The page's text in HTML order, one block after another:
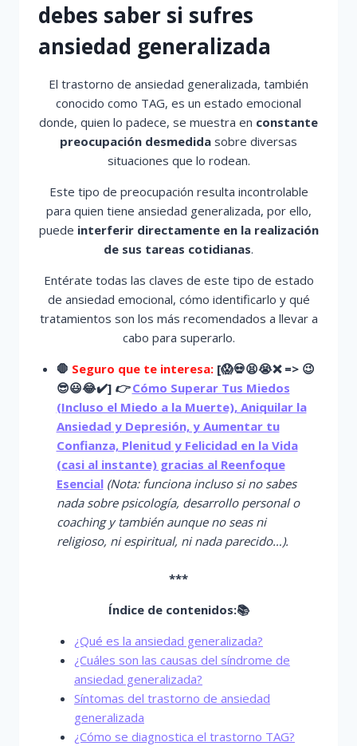
debes saber si sufres
ansiedad generalizada
El trastorno de ansiedad generalizada, también
conocido como TAG, es un estado emocional
donde, quien lo padece, se muestra en constante
preocupación desmedida sobre diversas
situaciones que lo rodean.
Este tipo de preocupación resulta incontrolable
para quien tiene ansiedad generalizada, por ello,
puede interferir directamente en la realización
de sus tareas cotidianas.
Entérate todas las claves de este tipo de estado
de ansiedad emocional, cómo identificarlo y qué
tratamientos son los más recomendados a llevar a
cabo para superarlo.
🛑 Seguro que te interesa:[😱💀😫😭❌ => 😉
😎😃😂✔️] 👉 Cómo Superar Tus Miedos
(Incluso el Miedo a la Muerte), Aniquilar la
Ansiedad y Depresión, y Aumentar tu
Confianza, Plenitud y Felicidad en la Vida
(casi al instante) gracias al Reenfoque
Esencial (Nota: funciona incluso si no sabes
nada sobre psicología, desarrollo personal o
coaching y también aunque no seas ni
religioso, ni espiritual, ni nada parecido…).
***
Índice de contenidos:📚
¿Qué es la ansiedad generalizada?
¿Cuáles son las causas del síndrome de
ansiedad generalizada?
Síntomas del trastorno de ansiedad
generalizada
¿Cómo se diagnostica el trastorno TAG?